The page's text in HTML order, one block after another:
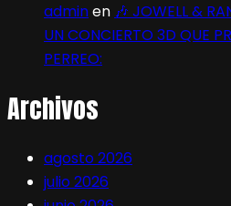
adminen 🎶 JOWELL &
UN CONCIERTO 3D QUE
PERREO:
Archivos
agosto 2026
julio 2026